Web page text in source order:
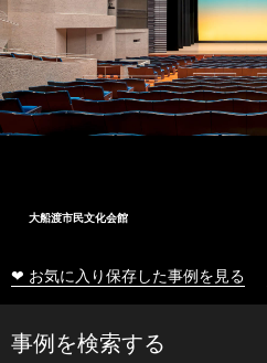
大船渡市民文化会館
❤ お気に入り保存した事例を見る
事例を検索する